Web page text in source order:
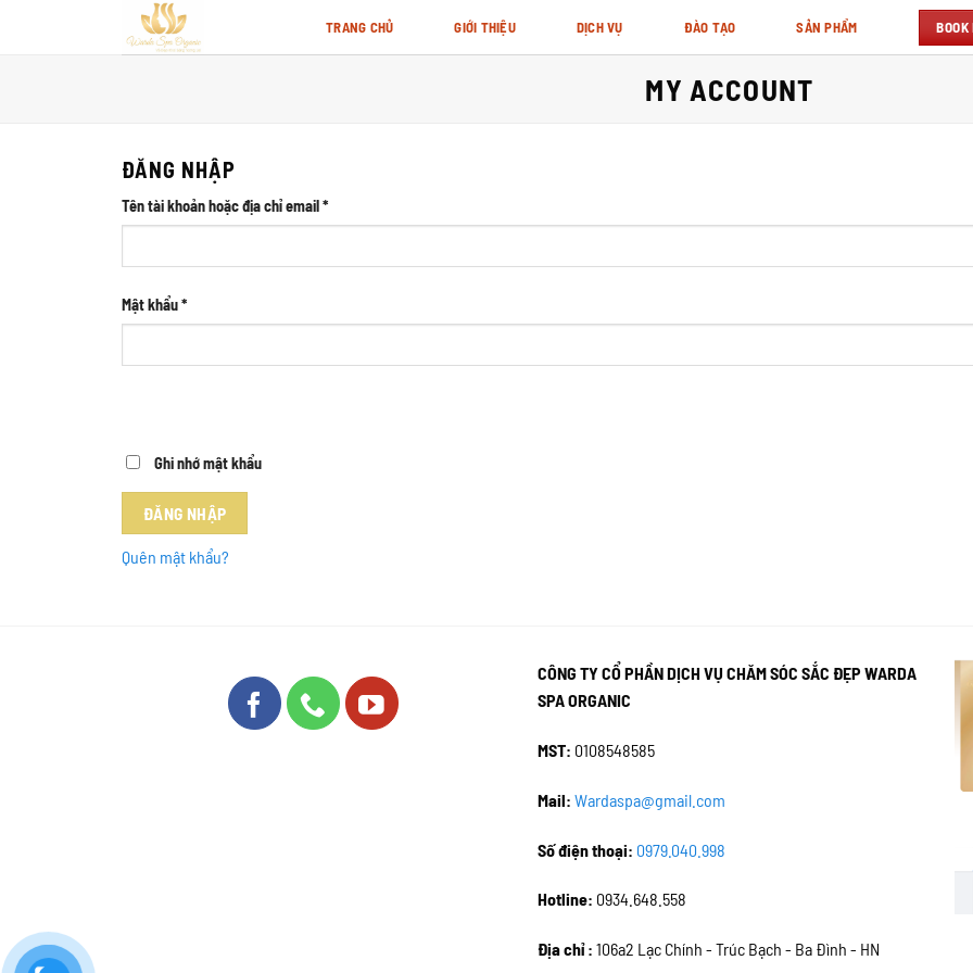
TRANG CHỦ GIỚI THIỆU DỊCH VỤ ĐÀO TẠO SẢN PHẨM BOOK
MY ACCOUNT
ĐĂNG NHẬP
Tên tài khoản hoặc địa chỉ email*
Mật khẩu*
Ghi nhớ mật khẩu
ĐĂNG NHẬP
Quên mật khẩu?
CÔNG TY CỔ PHẦN DỊCH VỤ CHĂM SÓC SẮC ĐẸP WARDA
SPA ORGANIC
MST: 0108548585
Mail:Wardaspa@gmail.com
Số điện thoại: 0979.040.998
Hotline: 0934.648.558
Địa chỉ : 106a2 Lạc Chính - Trúc Bạch - Ba Đình - HN